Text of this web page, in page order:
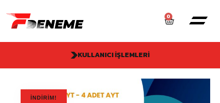
0
KULLANICI İŞLEMLERI
İNDIRIM!